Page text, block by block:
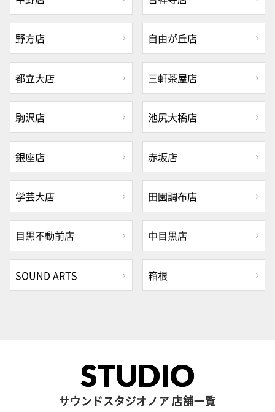
野方店 自由が丘店
都立大店 三軒茶屋店
駒沢店 池尻大橋店
銀座店 赤坂店
学芸大店 田園調布店
目黒不動前店 中目黒店
SOUND ARTS 箱根
STUDIO
サウンドスタジオノア 店舗一覧